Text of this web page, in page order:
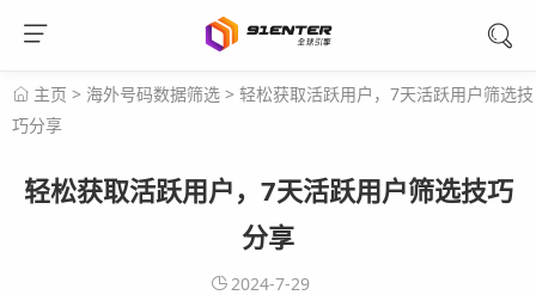
主页 > 海外号码数据筛选 > 轻松获取活跃用户，7天活跃用户筛选技
巧分享
轻松获取活跃用户，7天活跃用户筛选技巧
分享
2024-7-29